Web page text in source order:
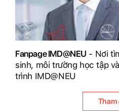
Fanpage IMD@NEU - Nơi
sinh, môi trường học tập
trình IMD@NEU
Tham